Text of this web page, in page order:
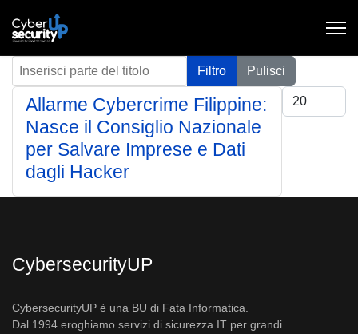
Inserisci parte del titolo Filtro
Pulisci
Visualizza #
Allarme Cybercrime Filippine:
Nasce il Consiglio Nazionale
per Salvare Imprese e Dati
dagli Hacker
CybersecurityUP
CybersecurityUP è una BU di Fata Informatica.
Dal 1994 eroghiamo servizi di sicurezza IT per grandi